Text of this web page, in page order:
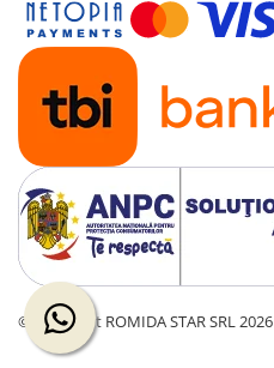
©Copyright ROMIDA STAR SRL 2026